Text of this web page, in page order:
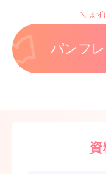
まず
パンフ